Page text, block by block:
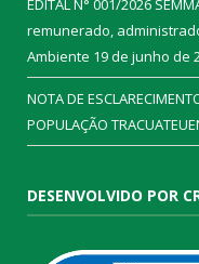
EDITAL N° 001/2026
remunerado,
Ambiente 19 de junho de
NOTA DE
POPULAÇÃO
DESENVOLVIDO POR